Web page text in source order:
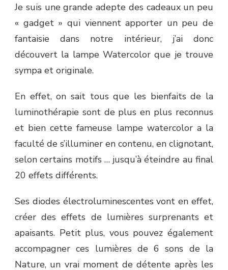
Je suis une grande adepte des cadeaux un peu
« gadget » qui viennent apporter un peu de
fantaisie dans notre intérieur, j’ai donc
découvert la lampe Watercolor que je trouve
sympa et originale.
En effet, on sait tous que les bienfaits de la
luminothérapie sont de plus en plus reconnus
et bien cette fameuse lampe watercolor a la
faculté de s’illuminer en contenu, en clignotant,
selon certains motifs … jusqu’à éteindre au final
20 effets différents.
Ses diodes électroluminescentes vont en effet,
créer des effets de lumières surprenants et
apaisants. Petit plus, vous pouvez également
accompagner ces lumières de 6 sons de la
Nature, un vrai moment de détente après les